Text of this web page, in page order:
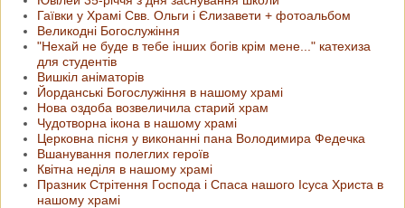
Гаївки у Храмі Свв. Ольги і Єлизавети + фотоальбом
Великодні Богослужіння
"Нехай не буде в тебе інших богів крім мене..." катехиза
для студентів
Вишкіл аніматорів
Йорданські Богослужіння в нашому храмі
Нова оздоба возвеличила старий храм
Чудотворна ікона в нашому храмі
Церковна пісня у виконанні пана Володимира Федечка
Вшанування полеглих героїв
Квітна неділя в нашому храмі
Празник Стрітення Господа і Спаса нашого Ісуса Христа в
нашому храмі